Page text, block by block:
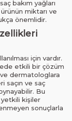
bakım yağları
miktarı ve
önemlidir.
için vardır.
etkili bir çözüm
dermatologlara
saçın ve saç
Bu
yetkili kişiler
sonuçlarla